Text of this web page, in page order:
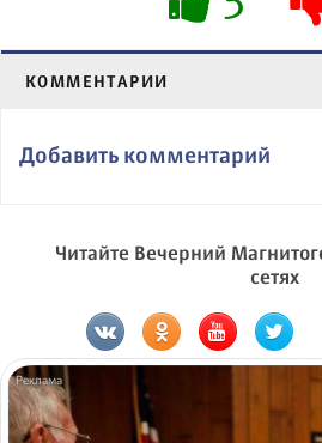
КОММЕНТАРИИ
Добавить комментарий
Читайте Вечерний
сетях